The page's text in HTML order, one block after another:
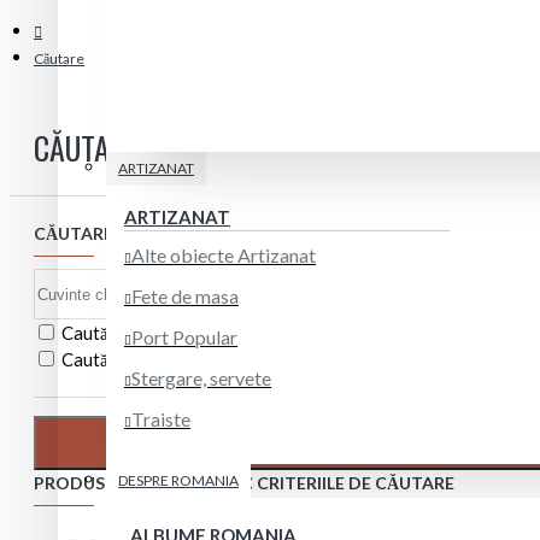
ARTIZANAT
ARTIZANAT
Alte obiecte Artizanat
Fete de masa
Port Popular
Stergare, servete
Traiste
DESPRE ROMANIA
ALBUME ROMANIA
Căutare
CĂUTARE
CĂUTARE:
Caută și în subcategorii
Caută și în descrierea produselor
PRODUSE CE ÎNDEPLINESC CRITERIILE DE CĂUTARE